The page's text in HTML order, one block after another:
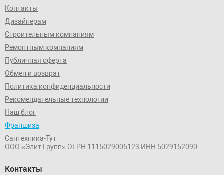
Контакты
Дизайнерам
Строительным компаниям
Ремонтным компаниям
Публичная оферта
Обмен и возврат
Политика конфиденциальности
Рекомендательные технологии
Наш блог
Франшиза
Сантехника-Тут
ООО «Элит Групп» ОГРН 1115029005123 ИНН 5029152090
Контакты